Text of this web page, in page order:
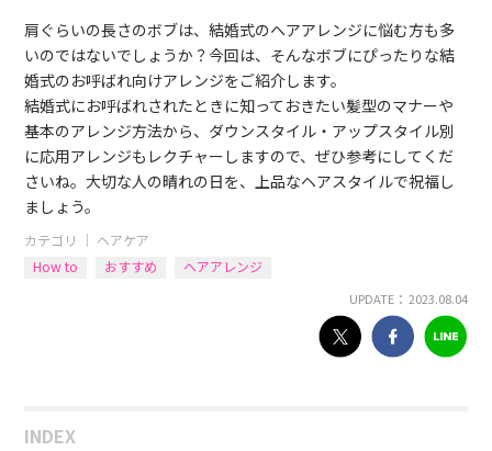
肩ぐらいの長さのボブは、結婚式のヘアアレンジに悩む方も多
いのではないでしょうか？今回は、そんなボブにぴったりな結
婚式のお呼ばれ向けアレンジをご紹介します。
結婚式にお呼ばれされたときに知っておきたい髪型のマナーや
基本のアレンジ方法から、ダウンスタイル・アップスタイル別
に応用アレンジもレクチャーしますので、ぜひ参考にしてくだ
さいね。大切な人の晴れの日を、上品なヘアスタイルで祝福し
ましょう。
カテゴリ ｜ ヘアケア
How to
おすすめ ヘアアレンジ
UPDATE： 2023.08.04
INDEX